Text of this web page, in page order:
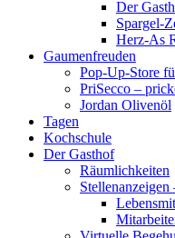
Der
Spargel-
Herz-As
Gaumenfreuden
Pop-Up-Store
PriSecco –
Jordan Olivenöl
Tagen
Kochschule
Der Gasthof
Räumlichkeiten